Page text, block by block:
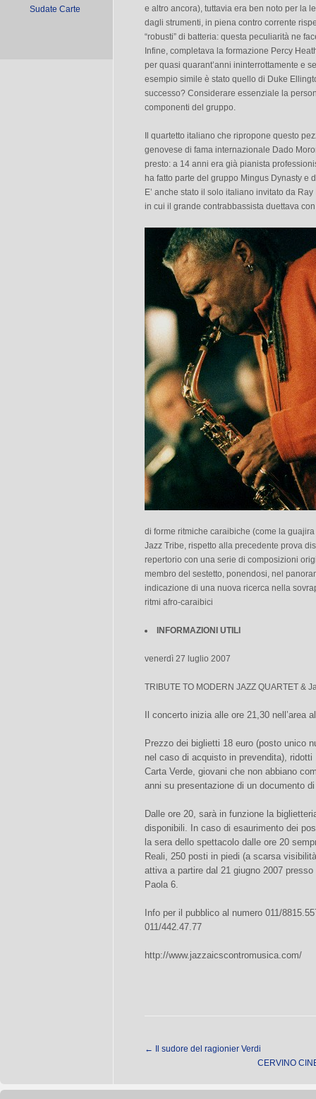
Sudate Carte
e altro ancora), tuttavia era ben noto per la
dagli strumenti, in piena contro corrente
“robusti” di batteria: questa peculiarità ne
Infine, completava la formazione Percy
per quasi quarant’anni ininterrottamente e
esempio simile è stato quello di Duke
successo? Considerare essenziale la
componenti del gruppo.
Il quartetto italiano che ripropone questo
genovese di fama internazionale Dado
presto: a 14 anni era già pianista
ha fatto parte del gruppo Mingus Dynasty e
E’ anche stato il solo italiano invitato da
in cui il grande contrabbassista duettava
di forme ritmiche caraibiche (come la guajira
Jazz Tribe, rispetto alla precedente prova
repertorio con una serie di composizioni
membro del sestetto, ponendosi, nel
indicazione di una nuova ricerca nella
ritmi afro-caraibici
INFORMAZIONI UTILI
venerdì 27 luglio 2007
TRIBUTE TO MODERN JAZZ QUARTET &
Il concerto inizia alle ore 21,30 nell’area
Prezzo dei biglietti 18 euro (posto unico
nel caso di acquisto in prevendita),
Carta Verde, giovani che non abbiano
anni su presentazione di un documento
Dalle ore 20, sarà in funzione la
disponibili. In caso di esaurimento dei
la sera dello spettacolo dalle ore 20
Reali, 250 posti in piedi (a scarsa
attiva a partire dal 21 giugno 2007
Paola 6.
Info per il pubblico al numero 011/
011/442.47.77
http://www.jazzaicscontromusica.com/
←
Il sudore del ragionier Verdi
CERVINO